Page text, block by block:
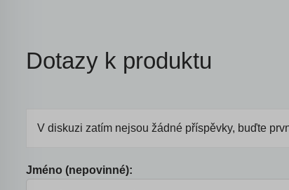
Dotazy k produktu
V diskuzi zatím nejsou žádné příspěvky, buďte
Jméno (nepovinné):